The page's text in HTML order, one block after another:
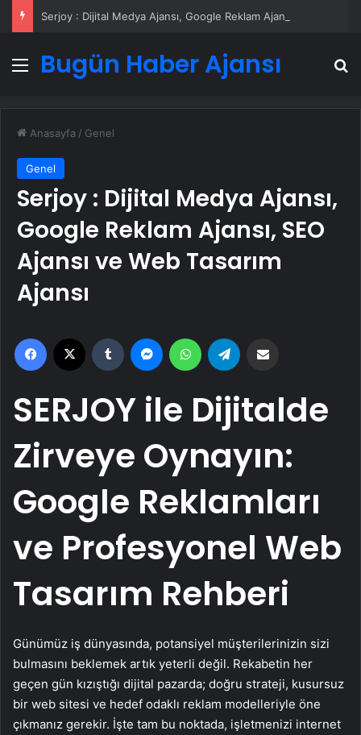
Menü
Bugün Haber Ajansı
Anasayfa / Genel
Genel
Serjoy : Dijital Medya Ajansı,
Google Reklam Ajansı, SEO
Ajansı ve Web Tasarım
Ajansı
Facebook Tumblr MessengerWhatsApp
SERJOY ile Dijitalde
Zirveye Oynayın:
Google Reklamları
ve Profesyonel Web
Tasarım Rehberi
Günümüz iş dünyasında, potansiyel müşterilerinizin sizi
bulmasını beklemek artık yeterli değil. Rekabetin her
geçen gün kızıştığı dijital pazarda; doğru strateji, kusursuz
bir web sitesi ve hedef odaklı reklam modelleriyle öne
çıkmanız gerekir. İşte tam bu noktada, işletmenizi internet